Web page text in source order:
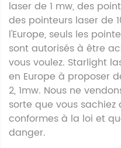
laser de 1 mw, des
des pointeurs laser de
l'Europe, seuls les
sont autorisés à être
vous voulez. Starlight
en Europe à proposer
2, 1mw. Nous ne
sorte que vous
conformes à la loi et
danger.